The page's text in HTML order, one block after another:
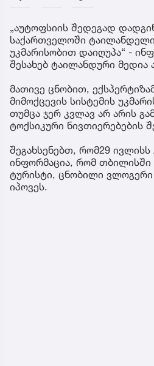
„აუტოფსიის შედეგად
საქართველოში
უკმარისობით დაიღუპა“ -
შესახებ ტაილანდური მედია
მათივე ცნობით,
მიმოქცევის სისტემის
თუმცა ჯერ კვლავ არ არის
ტოქსიკური ნივთიერებების
შეგახსენებთ, რომ29
ინფორმაცია, რომ
ტურისტი, ცნობილი
იპოვეს.